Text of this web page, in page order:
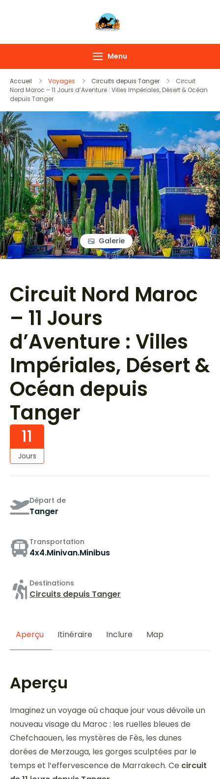
cachés du Maroc avec
MoroccoPathfinder
Menu
Accueil Voyages Circuits depuis Tanger
Circuit
Nord Maroc – 11 Jours d’Aventure : Villes Impériales, Désert & Océan
depuis Tanger
Galerie
Circuit Nord Maroc
– 11 Jours
d’Aventure : Villes
Impériales, Désert &
Océan depuis
Tanger
11
Jours
Départ de
Tanger
Transportation
4x4.Minivan.Minibus
Destinations
Circuits depuis Tanger
Aperçu Itinéraire Inclure Map
Aperçu
Imaginez un voyage où chaque jour vous dévoile un
nouveau visage du Maroc : les ruelles bleues de
Chefchaouen, les mystères de Fès, les dunes
dorées de Merzouga, les gorges sculptées par le
temps et l’effervescence de Marrakech. Ce circuit